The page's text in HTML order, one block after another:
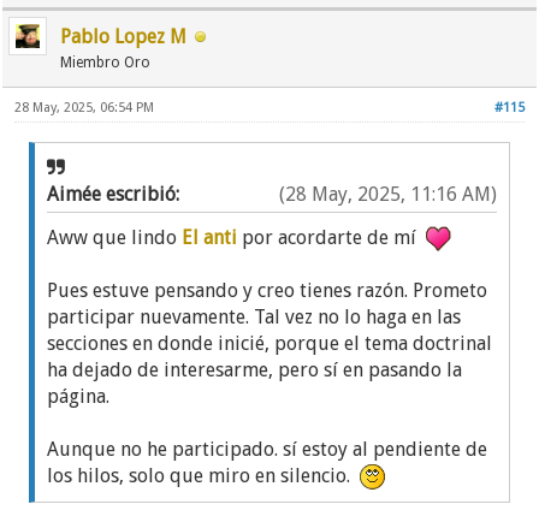
Pablo Lopez M
Miembro Oro
#115
28 May, 2025, 06:54 PM
(28 May, 2025, 11:16 AM)
Aimée escribió:
Aww que lindo El anti por acordarte de mí
Pues estuve pensando y creo tienes razón. Prometo
participar nuevamente. Tal vez no lo haga en las
secciones en donde inicié, porque el tema doctrinal
ha dejado de interesarme, pero sí en pasando la
página.
Aunque no he participado. sí estoy al pendiente de
los hilos, solo que miro en silencio.